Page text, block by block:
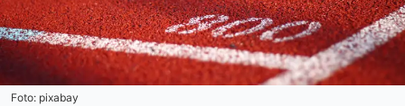
Foto: pixabay